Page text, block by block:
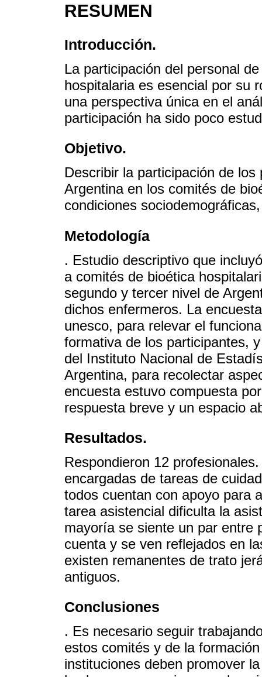
RESUMEN
Introducción.
La participación del personal
hospitalaria es esencial por su
una perspectiva única en el
participación ha sido poco
Objetivo.
Describir la participación de
Argentina en los comités de
condiciones
Metodología
. Estudio descriptivo que
a comités de bioética
segundo y tercer nivel de
dichos enfermeros. La
unesco, para relevar el
formativa de los participantes,
del Instituto Nacional de
Argentina, para recolectar
encuesta estuvo compuesta
respuesta breve y un espacio
Resultados.
Respondieron 12
encargadas de tareas de
todos cuentan con apoyo para
tarea asistencial dificulta la
mayoría se siente un par entre
cuenta y se ven reflejados en
existen remanentes de trato
antiguos.
Conclusiones
. Es necesario seguir
estos comités y de la
instituciones deben promover